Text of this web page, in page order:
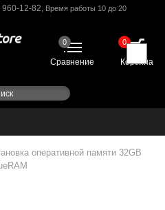
960-12-82, Время работы 10 до 20
0
Корзина
0
Сравнение
оперативной памяти 32GB